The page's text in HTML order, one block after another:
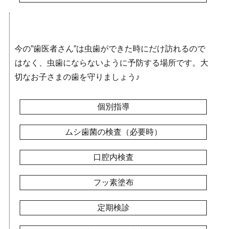
今の”歯医者さん”は虫歯ができた時にだけ訪れるので
はなく、虫歯にならないように予防する場所です。大
切なお子さまの歯を守りましょう♪
個別指導
ムシ歯菌の検査（必要時）
口腔内検査
フッ素塗布
定期検診